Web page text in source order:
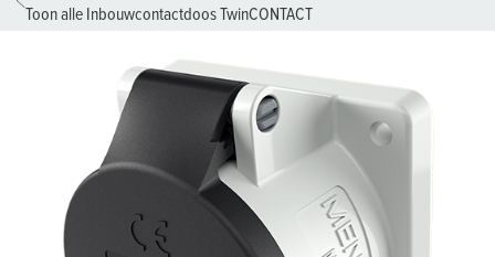
Toon alle Inbouwcontactdoos TwinCONTACT